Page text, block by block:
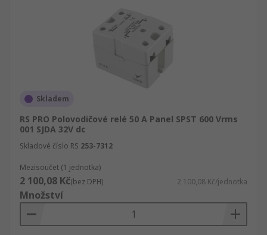
Skladem
RS PRO Polovodičové relé 50 A Panel SPST 600 Vrms
001 SJDA 32V dc
Skladové číslo RS 253-7312
Mezisoučet (1 jednotka)
2 100,08 Kč(bez DPH) 2 100,08 Kč/jednotka
Množství